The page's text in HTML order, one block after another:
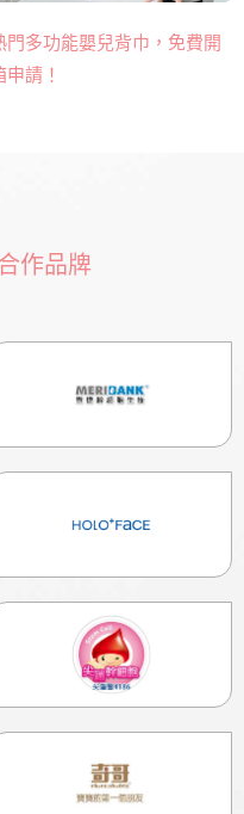
門多功能嬰兒背巾​，免費開
申請！
作品牌